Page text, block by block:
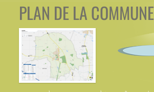
PLAN DE LA COMMUNE